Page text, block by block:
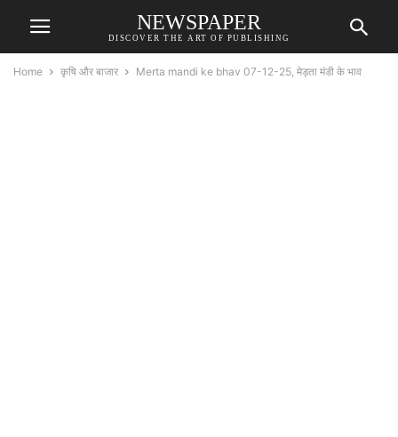
NEWSPAPER
DISCOVER THE ART OF PUBLISHING
Home कृषि और बाजार Merta mandi ke bhav 07-12-25, मेड़ता मंडी के भाव